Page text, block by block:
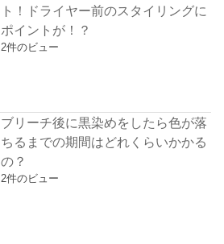
ト！ドライヤー前のスタイリングに
ポイントが！？
2件のビュー
ブリーチ後に黒染めをしたら色が落
ちるまでの期間はどれくらいかかる
の？
2件のビュー